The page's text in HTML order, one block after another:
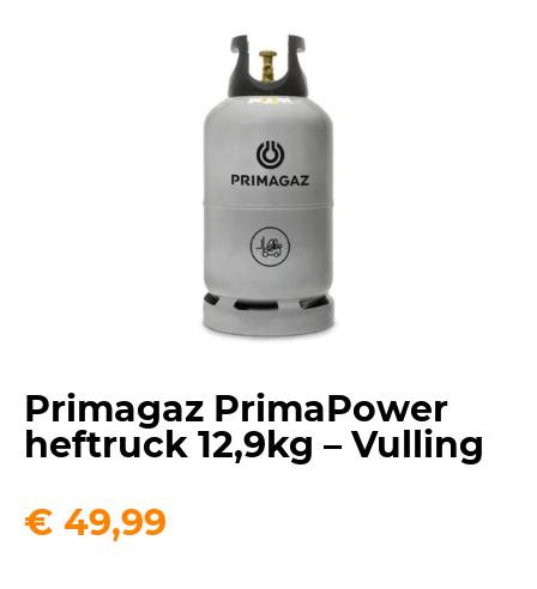
Primagaz PrimaPower
heftruck 12,9kg – Vulling
€ 49,99